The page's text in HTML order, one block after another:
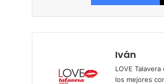
Iván
LOVE
los mejores